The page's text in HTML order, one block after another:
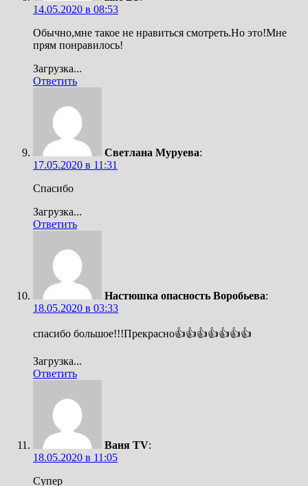
14.05.2020 в 08:53
Обычно,мне такое не нравиться смотреть.Но это!Мне
прям понравилось!
Загрузка...
Ответить
Светлана Муруева:
17.05.2020 в 11:31
Спасибо
Загрузка...
Ответить
Настюшка опасность Воробьева:
18.05.2020 в 03:33
спасибо большое!!!Прекрасно👍👍👍👍👍👍👍
Загрузка...
Ответить
Ваня TV:
18.05.2020 в 11:05
Супер